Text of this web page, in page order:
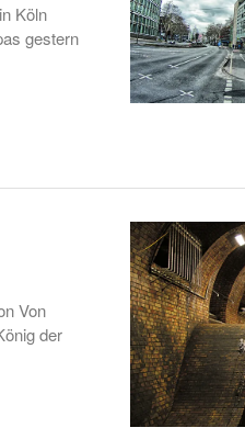
Köln
gestern
Von
der